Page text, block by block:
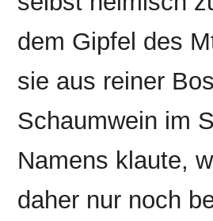
dem Gipfel des
sie aus reiner
Schaumwein im
Namens klaute,
daher nur noch